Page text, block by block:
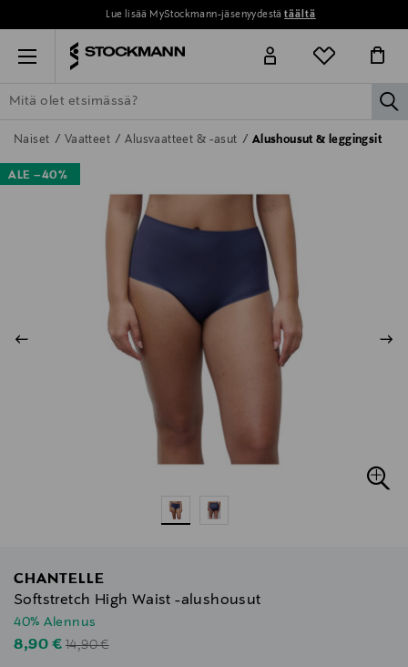
Lue lisää MyStockmann-jäsenyydestätäältä
Menu
ETSI KAIKKI NAISET MIEHET LAPSET KOTI
Naiset Vaatteet Alusvaatteet & -asut Alushousut & leggingsit
ALE –40%
CHANTELLE
Softstretch High Waist -alushousut
40% Alennus
Discounted Price
8,90 € Original Price
14,90 €